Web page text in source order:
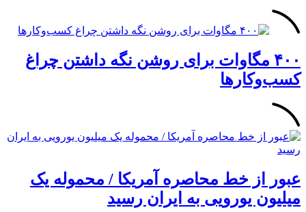
۴۰۰ مگاوات برای روشن نگه داشتن چراغ
کسب‌وکار‌ها
عبور از خط محاصره آمریکا / محموله یک
میلیون یورویی به ایران رسید